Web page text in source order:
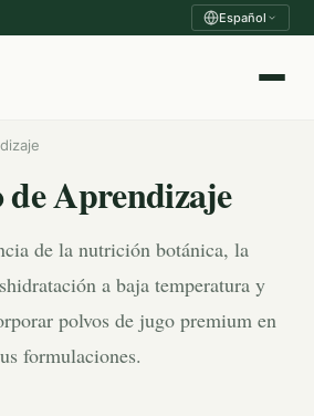
Español
Aprendizaje
de la nutrición botánica, la
a baja temperatura y
polvos de jugo premium en
formulaciones.